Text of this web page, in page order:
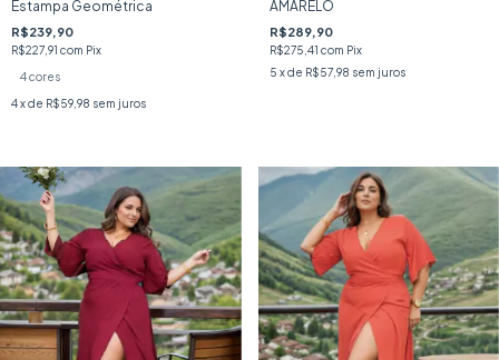
Estampa Geométrica
R$239,90
R$227,91 com Pix
4 cores
4x de R$59,98 sem juros
AMARELO
R$289,90
R$275,41 com Pix
5 x de R$57,98 sem juros